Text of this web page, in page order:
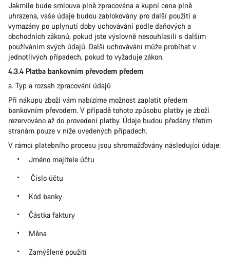
Jakmile bude smlouva plně zpracována a kupní cena plně
uhrazena, vaše údaje budou zablokovány pro další použití a
vymazány po uplynutí doby uchovávání podle daňových a
obchodních zákonů, pokud jste výslovně nesouhlasili s dalším
používáním svých údajů. Další uchovávání může probíhat v
jednotlivých případech, pokud to vyžaduje zákon.
4.3.4 Platba bankovním převodem předem
a. Typ a rozsah zpracování údajů
Při nákupu zboží vám nabízíme možnost zaplatit předem
bankovním převodem. V případě tohoto způsobu platby je zboží
rezervováno až do provedení platby. Údaje budou předány třetím
stranám pouze v níže uvedených případech.
V rámci platebního procesu jsou shromažďovány následující údaje:
Jméno majitele účtu
Číslo účtu
Kód banky
Částka faktury
Měna
Zamýšlené použití